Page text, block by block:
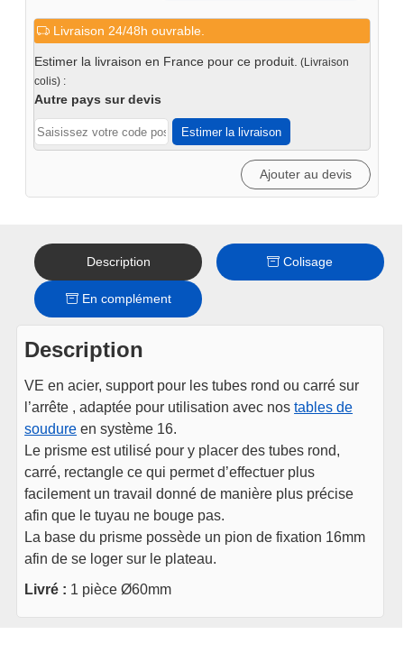
Support
en
pour
table
système
Livraison 24/48h ouvrable.
Estimer la livraison en France pour ce produit. (Livraison
colis) :
Autre pays sur devis
Estimer la livraison
Ajouter au devis
Description Colisage
En complément
Description
VE en acier, support pour les tubes rond ou carré sur
l’arrête , adaptée pour utilisation avec nostables de
soudure en système 16.
Le prisme est utilisé pour y placer des tubes rond,
carré, rectangle ce qui permet d’effectuer plus
facilement un travail donné de manière plus précise
afin que le tuyau ne bouge pas.
La base du prisme possède un pion de fixation 16mm
afin de se loger sur le plateau.
Livré : 1 pièce Ø60mm